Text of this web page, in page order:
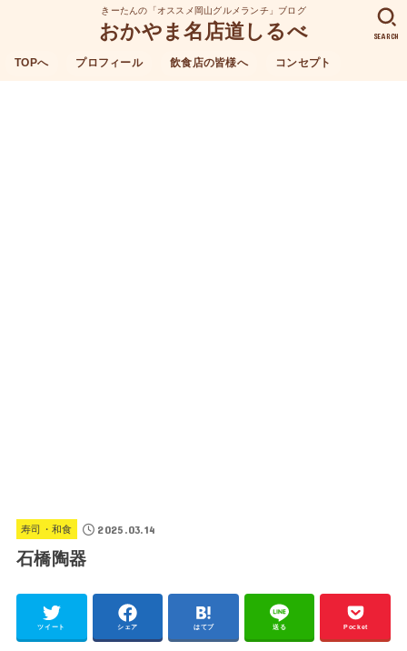
きーたんの「オススメ岡山グルメランチ」ブログ
おかやま名店道しるべ
TOPへ プロフィール 飲食店の皆様へ コンセプト
SEARCH
寿司・和食 2025.03.14
石橋陶器
ツイート シェア はてブ 送る Pocket